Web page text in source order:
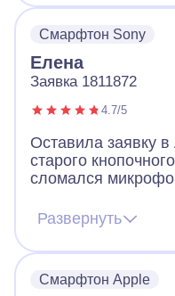
Смарфтон Sony
Елена
Заявка 1811872
4.7/5
Оставила заявку
старого
сломался
назначил мастера,
приедет вечером
случилось.
Большое спасибо!
Развернуть
Смарфтон Apple